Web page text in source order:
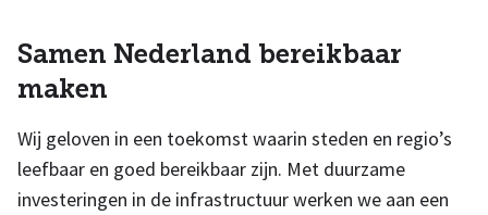
Samen Nederland bereikbaar
maken
Wij geloven in een toekomst waarin steden en regio’s
leefbaar en goed bereikbaar zijn. Met duurzame
investeringen in de infrastructuur werken we aan een